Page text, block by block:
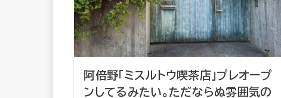
阿倍野「ミスルトウ喫茶店」プレオープ
ンしてるみたい。ただならぬ雰囲気の